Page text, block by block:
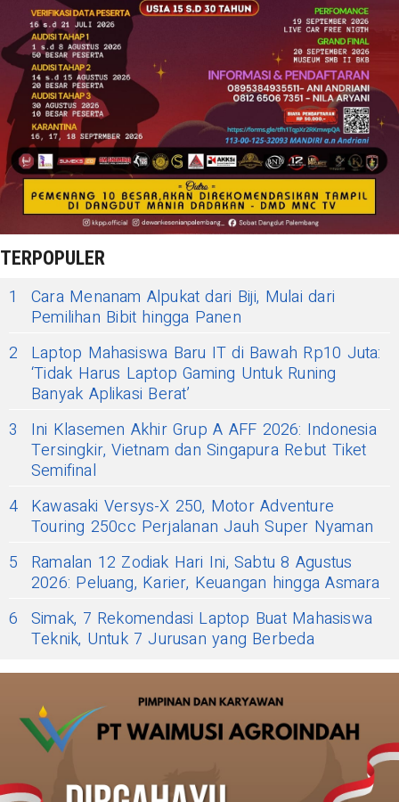
TERPOPULER
1
Cara Menanam Alpukat dari Biji, Mulai dari
Pemilihan Bibit hingga Panen
2
Laptop Mahasiswa Baru IT di Bawah Rp10 Juta:
‘Tidak Harus Laptop Gaming Untuk Runing
Banyak Aplikasi Berat’
3
Ini Klasemen Akhir Grup A AFF 2026: Indonesia
Tersingkir, Vietnam dan Singapura Rebut Tiket
Semifinal
4 Kawasaki Versys-X 250, Motor Adventure
Touring 250cc Perjalanan Jauh Super Nyaman
5
Ramalan 12 Zodiak Hari Ini, Sabtu 8 Agustus
2026: Peluang, Karier, Keuangan hingga Asmara
6 Simak, 7 Rekomendasi Laptop Buat Mahasiswa
Teknik, Untuk 7 Jurusan yang Berbeda